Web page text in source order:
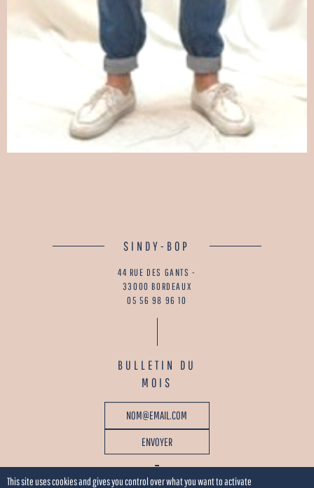
SINDY-BOP
44 RUE DES GANTS -
33000 BORDEAUX
05 56 98 96 10
BULLETIN DU
MOIS
This site uses cookies and gives you control over what you want to activate